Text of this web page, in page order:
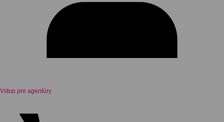
Vstup pre agentúry